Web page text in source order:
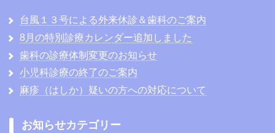
台風１３号による外来休診＆歯科のご案内
8月の特別診療カレンダー追加しました
歯科の診療体制変更のお知らせ
小児科診療の終了のご案内
麻疹（はしか）疑いの方への対応について
お知らせカテゴリー